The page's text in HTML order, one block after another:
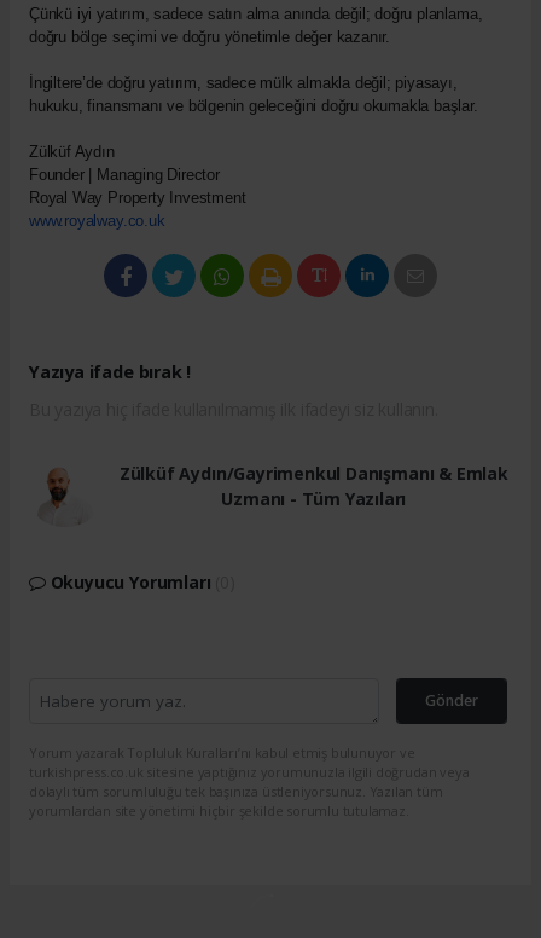
Çünkü iyi yatırım, sadece satın alma anında değil; doğru planlama,
doğru bölge seçimi ve doğru yönetimle değer kazanır.
İngiltere’de doğru yatırım, sadece mülk almakla değil; piyasayı,
hukuku, finansmanı ve bölgenin geleceğini doğru okumakla başlar.
Zülküf Aydın
Founder | Managing Director
Royal Way Property Investment
www.royalway.co.uk
Yazıya ifade bırak !
Zülküf Aydın/Gayrimenkul Danışmanı & Emlak
Uzmanı - Tüm Yazıları
Okuyucu Yorumları
Gönder
Yorum yazarak Topluluk Kuralları’nı kabul etmiş bulunuyor ve
turkishpress.co.uk sitesine yaptığınız yorumunuzla ilgili doğrudan veya
dolaylı tüm sorumluluğu tek başınıza üstleniyorsunuz. Yazılan tüm
yorumlardan site yönetimi hiçbir şekilde sorumlu tutulamaz.